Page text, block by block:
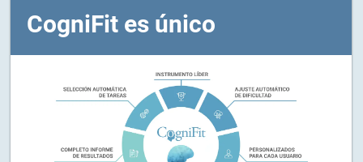
CogniFit es único